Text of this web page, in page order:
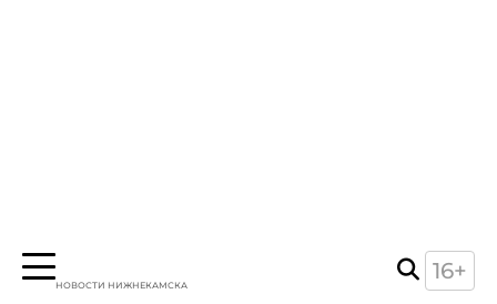
НОВОСТИ НИЖНЕКАМСКА
16+